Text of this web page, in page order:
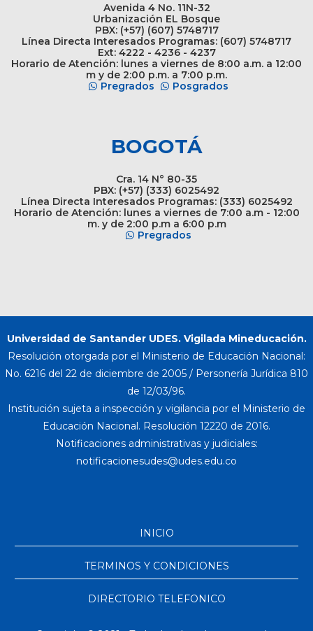
Avenida 4 No. 11N-32
Urbanización EL Bosque
PBX: (+57) (607) 5748717
Línea Directa Interesados Programas: (607) 5748717
Ext: 4222 - 4236 - 4237
Horario de Atención: lunes a viernes de 8:00 a.m. a 12:00
m y de 2:00 p.m. a 7:00 p.m.
Pregrados
Posgrados
BOGOTÁ
Cra. 14 N° 80-35
PBX: (+57) (333) 6025492
Línea Directa Interesados Programas: (333) 6025492
Horario de Atención: lunes a viernes de 7:00 a.m - 12:00
m. y de 2:00 p.m a 6:00 p.m
Pregrados
Universidad de Santander UDES. Vigilada Mineducación.
Resolución otorgada por el Ministerio de Educación Nacional:
No. 6216 del 22 de diciembre de 2005 / Personería Jurídica 810
de 12/03/96.
Institución sujeta a inspección y vigilancia por el Ministerio de
Educación Nacional. Resolución 12220 de 2016.
Notificaciones administrativas y judiciales:
INICIO
TERMINOS Y CONDICIONES
DIRECTORIO TELEFONICO